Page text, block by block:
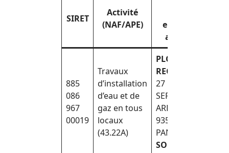
SIRET
Activité
(NAF/APE)
enseigne,
adresse)
885
086
967
00019
Travaux
d’installation
d’eau et de
gaz en tous
locaux
(43.22A)
PLOMBIER
REGIS
27 RUE DES
SEPT
ARPENTS
93500
PANTIN
SOCIAL